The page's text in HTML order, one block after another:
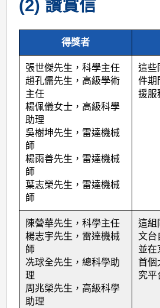
(2) 讚賞信
得獎者
張世傑先生，科學主任
趙孔儒先生，高級學術
主任
楊佩儀女士，高級科學
助理
吳樹坤先生，雷達機械
師
楊雨善先生，雷達機械
師
葉志榮先生，雷達機械
師
這些
件期
援服
陳營華先生，科學主任
楊志宇先生，雷達機械
師
冼球全先生，總科學助
理
周兆榮先生，高級科學
助理
這組
文台
並在
首個
究平